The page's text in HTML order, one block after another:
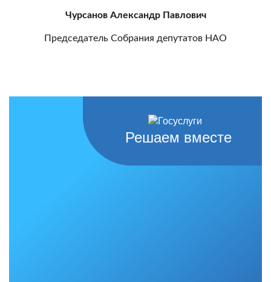
Чурсанов Александр Павлович
Председатель Собрания депутатов НАО
Решаем вместе